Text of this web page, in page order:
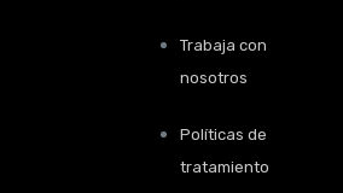
Trabaja con
nosotros
Políticas de
tratamiento